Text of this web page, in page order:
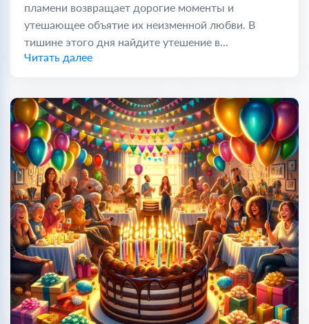
пламени возвращает дорогие моменты и
утешающее объятие их неизменной любви. В
тишине этого дня найдите утешение в...
Читать далее